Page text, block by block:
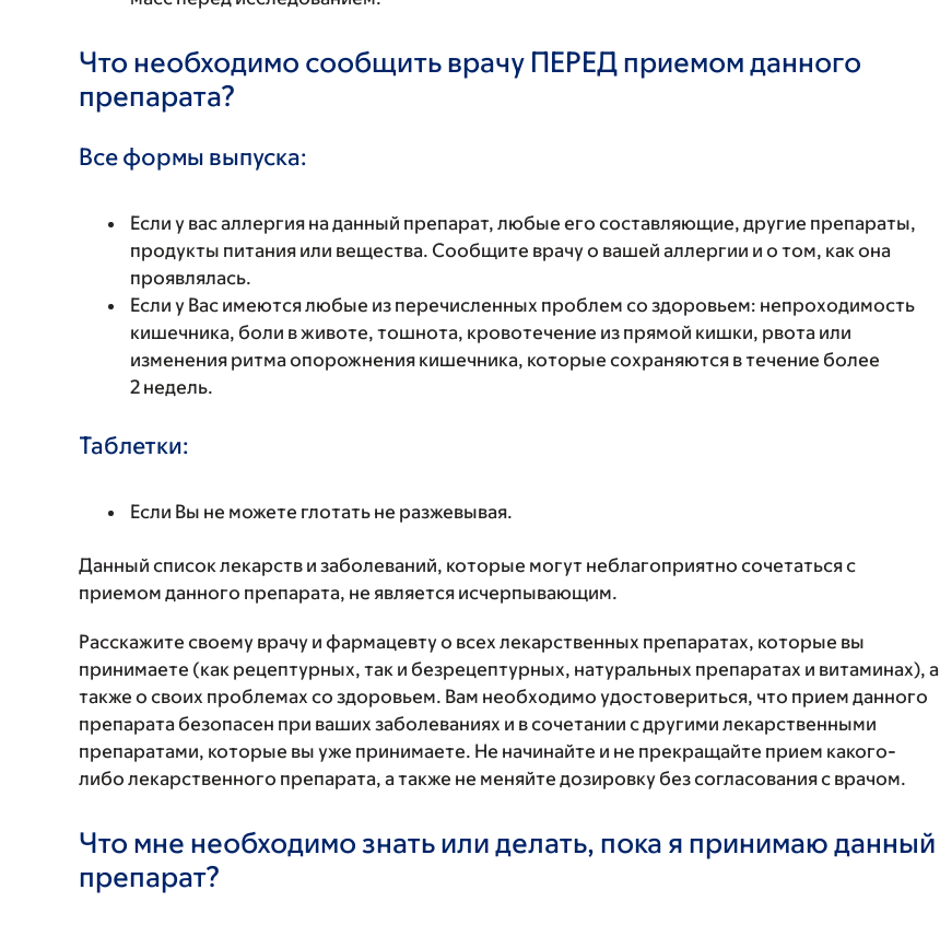
Что необходимо сообщить врачу ПЕРЕД приемом данного
препарата?
Все формы выпуска:
Если у вас аллергия на данный препарат, любые его составляющие, другие препараты,
продукты питания или вещества. Сообщите врачу о вашей аллергии и о том, как она
проявлялась.
Если у Вас имеются любые из перечисленных проблем со здоровьем: непроходимость
кишечника, боли в животе, тошнота, кровотечение из прямой кишки, рвота или
изменения ритма опорожнения кишечника, которые сохраняются в течение более
2 недель.
Таблетки:
Если Вы не можете глотать не разжевывая.
Данный список лекарств и заболеваний, которые могут неблагоприятно сочетаться с
приемом данного препарата, не является исчерпывающим.
Расскажите своему врачу и фармацевту о всех лекарственных препаратах, которые вы
принимаете (как рецептурных, так и безрецептурных, натуральных препаратах и витаминах), а
также о своих проблемах со здоровьем. Вам необходимо удостовериться, что прием данного
препарата безопасен при ваших заболеваниях и в сочетании с другими лекарственными
препаратами, которые вы уже принимаете. Не начинайте и не прекращайте прием какого-
либо лекарственного препарата, а также не меняйте дозировку без согласования с врачом.
Что мне необходимо знать или делать, пока я принимаю данный
препарат?